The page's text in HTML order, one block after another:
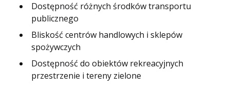
Dostępność różnych środków transportu
publicznego
Bliskość centrów handlowych i sklepów
spożywczych
Dostępność do obiektów rekreacyjnych
przestrzenie i tereny zielone